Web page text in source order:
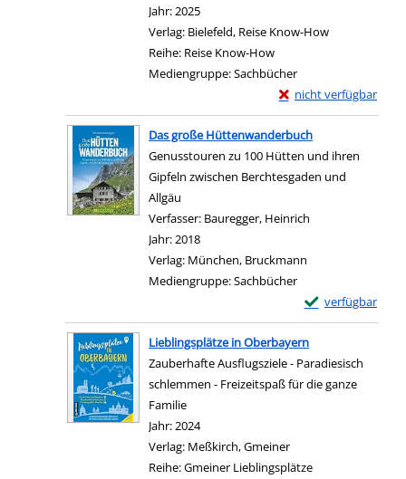
Jahr:2025
Verlag: Bielefeld, Reise Know-How
Reihe: Reise Know-How
Mediengruppe:Sachbücher
nicht verfügbar
Exemplar-Details von
Zum Download von
Das große Hüttenwanderbuch
Genusstouren zu 100 Hütten und ihren
Gipfeln zwischen Berchtesgaden und
Allgäu
Verfasser: Bauregger, Heinrich
Jahr:2018
Verlag: München, Bruckmann
Mediengruppe:Sachbücher
verfügbar
Exemplar-
Zum Download
Lieblingsplätze in Oberbayern
Zauberhafte Ausflugsziele - Paradiesisch
schlemmen - Freizeitspaß für die ganze
Familie
Suche nach diesem Verfasser
Jahr:2024
Verlag: Meßkirch, Gmeiner
Reihe:Gmeiner Lieblingsplätze